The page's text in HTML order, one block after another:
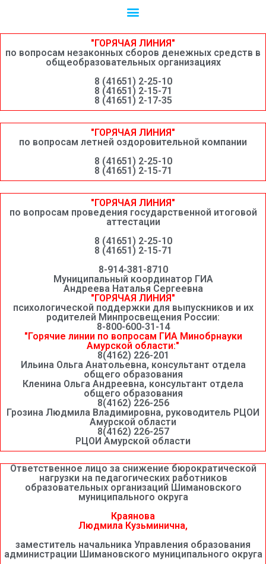
"ГОРЯЧАЯ ЛИНИЯ"
по вопросам незаконных сборов денежных средств в
общеобразовательных организациях
8 (41651) 2-25-10
8 (41651) 2-15-71
8 (41651) 2-17-35
"ГОРЯЧАЯ ЛИНИЯ"
по вопросам летней оздоровительной компании
8 (41651) 2-25-10
8 (41651) 2-15-71
"ГОРЯЧАЯ ЛИНИЯ"
по вопросам проведения государственной итоговой
аттестации
8 (41651) 2-25-10
8 (41651) 2-15-71
8-914-381-8710
Муниципальный координатор ГИА
Андреева Наталья Сергеевна
"ГОРЯЧАЯ ЛИНИЯ"
психологической поддержки для выпускников и их
родителей Минпросвещения России:
8-800-600-31-14
"Горячие линии по вопросам ГИА Минобрнауки
Амурской области:"
8(4162) 226-201
Ильина Ольга Анатольевна, консультант отдела
общего образования
Кленина Ольга Андреевна, консультант отдела
общего образования
8(4162) 226-256
Грозина Людмила Владимировна, руководитель РЦОИ
Амурской области
8(4162) 226-257
РЦОИ Амурской области
Ответственное лицо за снижение бюрократической
нагрузки на педагогических работников
образовательных организаций Шимановского
муниципального округа
Краянова
Людмила Кузьминична,
заместитель начальника Управления образования
администрации Шимановского муниципального округа